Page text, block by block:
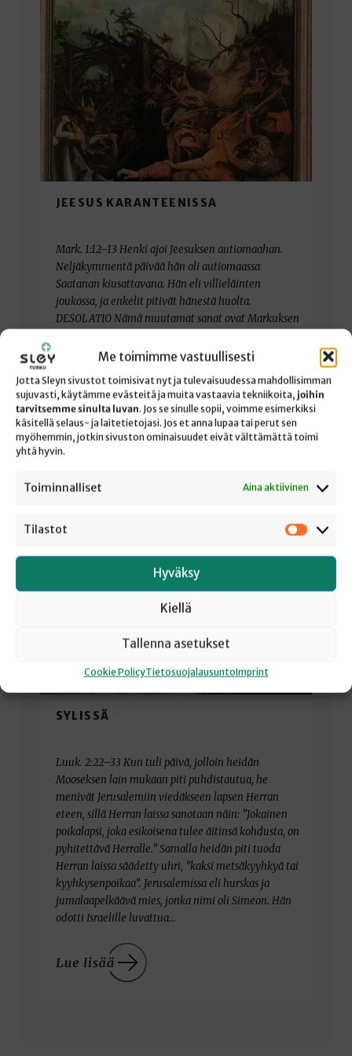
Me toimimme vastuullisesti
Jotta Sleyn sivustot toimisivat nyt ja tulevaisuudessa mahdollisimman
sujuvasti, käytämme evästeitä ja muita vastaavia tekniikoita, joihin
tarvitsemme sinulta luvan. Jos se sinulle sopii, voimme esimerkiksi
käsitellä selaus- ja laitetietojasi. Jos et anna lupaa tai perut sen
myöhemmin, jotkin sivuston ominaisuudet eivät välttämättä toimi
yhtä hyvin.
Toiminnalliset Aina aktiivinen
Tilastot
Tilastot
Hyväksy
Kiellä
Tallenna asetukset
Cookie PolicyTietosuojalausuntoImprint
JEESUS KARANTEENISSA
Mark. 1:12–13 Henki ajoi Jeesuksen autiomaahan.
Neljäkymmentä päivää hän oli autiomaassa
Saatanan kiusattavana. Hän eli villieläinten
joukossa, ja enkelit pitivät hänestä huolta.
DESOLATIO Nämä muutamat sanat ovat Markuksen
Kastaja on kastanut Jeesuksen ja taivaasta on
kuulkaa häntä. Jeesuksen julkisen toiminnan pitäisi
siis tästä hetkestä alkaa, mutta…
SYLISSÄ
Luuk. 2:22–33 Kun tuli päivä, jolloin heidän
Mooseksen lain mukaan piti puhdistautua, he
menivät Jerusalemiin viedäkseen lapsen Herran
eteen, sillä Herran laissa sanotaan näin: ”Jokainen
poikalapsi, joka esikoisena tulee äitinsä kohdusta, on
pyhitettävä Herralle.” Samalla heidän piti tuoda
Herran laissa säädetty uhri, ”kaksi metsäkyyhkyä tai
kyyhkysenpoikaa”. Jerusalemissa eli hurskas ja
jumalaapelkäävä mies, jonka nimi oli Simeon. Hän
odotti Israelille luvattua…